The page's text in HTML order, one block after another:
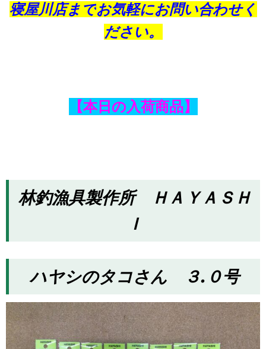
寝屋川店までお気軽にお問い合わせく
ださい。
【本日の入荷商品】
林釣漁具製作所 ＨＡＹＡＳＨ
Ｉ
ハヤシのタコさん ３.０号